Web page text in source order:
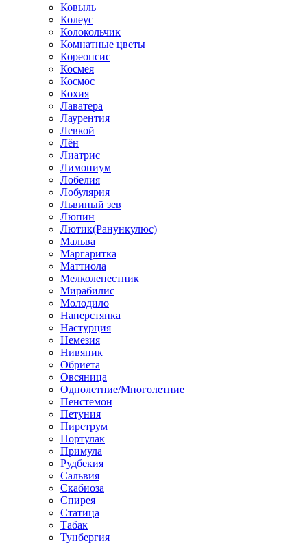
Ковыль
Колеус
Колокольчик
Комнатные цветы
Кореопсис
Космея
Космос
Кохия
Лаватера
Лаурентия
Левкой
Лён
Лиатрис
Лимониум
Лобелия
Лобулярия
Львиный зев
Люпин
Лютик(Ранункулюс)
Мальва
Маргаритка
Маттиола
Мелколепестник
Мирабилис
Молодило
Наперстянка
Настурция
Немезия
Нивяник
Обриета
Овсяница
Однолетние/Многолетние
Пенстемон
Петуния
Пиретрум
Портулак
Примула
Рудбекия
Сальвия
Скабиоза
Спирея
Статица
Табак
Тунбергия